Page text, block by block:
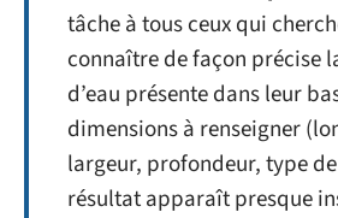
tâche à tous ceux qui
connaître de façon précise
d’eau présente dans leur
dimensions à renseigner
largeur, profondeur, type
résultat apparaît presque